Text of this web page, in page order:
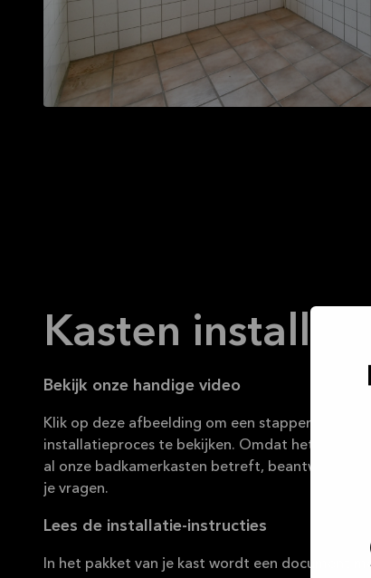
Kasten
Bekijk onze handige video
Klik op deze afbeelding om een stappenplan van
installatieproces te bekijken. Omdat het een
al onze badkamerkasten betreft, beantwoordt
je vragen.
Lees de installatie-instructies
In het pakket van je kast wordt een document